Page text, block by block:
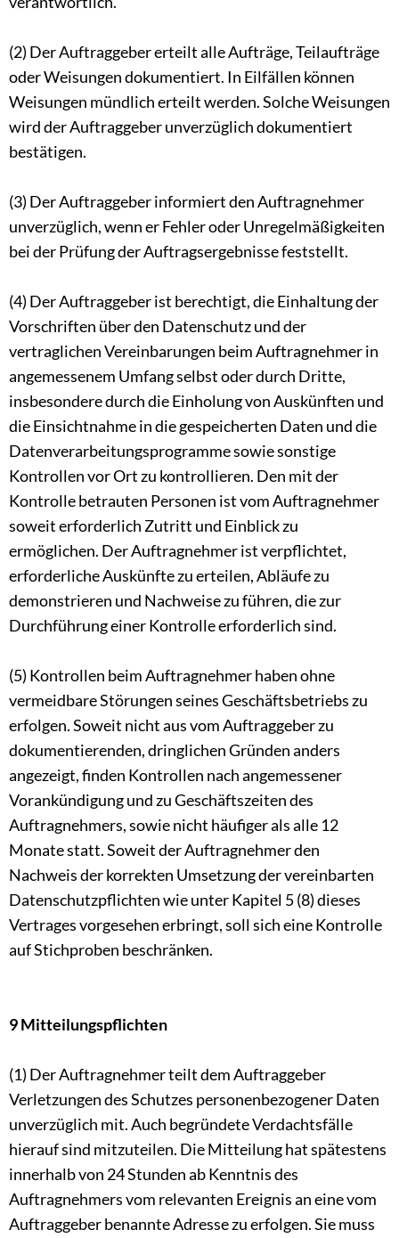
(2) Der Auftraggeber erteilt alle Aufträge, Teilaufträge
oder Weisungen dokumentiert. In Eilfällen können
Weisungen mündlich erteilt werden. Solche Weisungen
wird der Auftraggeber unverzüglich dokumentiert
bestätigen.
(3) Der Auftraggeber informiert den Auftragnehmer
unverzüglich, wenn er Fehler oder Unregelmäßigkeiten
bei der Prüfung der Auftragsergebnisse feststellt.
(4) Der Auftraggeber ist berechtigt, die Einhaltung der
Vorschriften über den Datenschutz und der
vertraglichen Vereinbarungen beim Auftragnehmer in
angemessenem Umfang selbst oder durch Dritte,
insbesondere durch die Einholung von Auskünften und
die Einsichtnahme in die gespeicherten Daten und die
Datenverarbeitungsprogramme sowie sonstige
Kontrollen vor Ort zu kontrollieren. Den mit der
Kontrolle betrauten Personen ist vom Auftragnehmer
soweit erforderlich Zutritt und Einblick zu
ermöglichen. Der Auftragnehmer ist verpflichtet,
erforderliche Auskünfte zu erteilen, Abläufe zu
demonstrieren und Nachweise zu führen, die zur
Durchführung einer Kontrolle erforderlich sind.
(5) Kontrollen beim Auftragnehmer haben ohne
vermeidbare Störungen seines Geschäftsbetriebs zu
erfolgen. Soweit nicht aus vom Auftraggeber zu
dokumentierenden, dringlichen Gründen anders
angezeigt, finden Kontrollen nach angemessener
Vorankündigung und zu Geschäftszeiten des
Auftragnehmers, sowie nicht häufiger als alle 12
Monate statt. Soweit der Auftragnehmer den
Nachweis der korrekten Umsetzung der vereinbarten
Datenschutzpflichten wie unter Kapitel 5 (8) dieses
Vertrages vorgesehen erbringt, soll sich eine Kontrolle
auf Stichproben beschränken.
9 Mitteilungspflichten
(1) Der Auftragnehmer teilt dem Auftraggeber
Verletzungen des Schutzes personenbezogener Daten
unverzüglich mit. Auch begründete Verdachtsfälle
hierauf sind mitzuteilen. Die Mitteilung hat spätestens
innerhalb von 24 Stunden ab Kenntnis des
Auftragnehmers vom relevanten Ereignis an eine vom
Auftraggeber benannte Adresse zu erfolgen. Sie muss